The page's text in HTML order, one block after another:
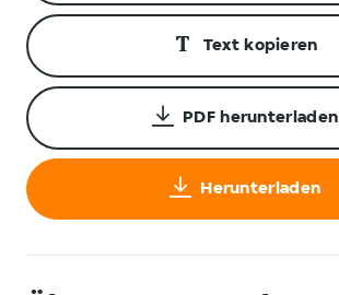
Text kopieren
PDF herunterladen
Herunterladen